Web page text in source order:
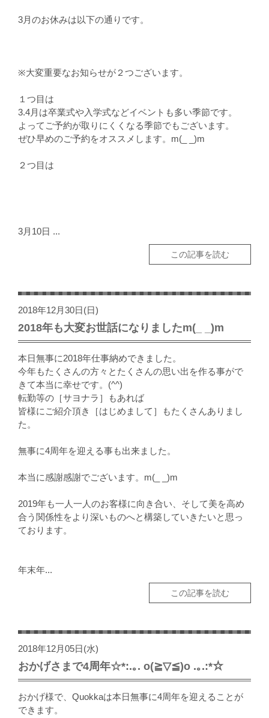
3月のお休みは以下の通りです。
※大変重要なお知らせが２つございます。
１つ目は
3.4月は卒業式や入学式などイベントも多い季節です。
よってご予約が取りにくくなる季節でもございます。
ぜひ早めのご予約をオススメします。m(_ _)m
２つ目は
3月10日 ...
この記事を読む
2018年12月30日(日)
2018年も大変お世話になりましたm(_ _)m
本日無事に2018年仕事納めできました。
今年もたくさんの方々とたくさんの思い出を作る事がで
きて本当に幸せです。(^^)
転勤等の［サヨナラ］もあれば
皆様にご紹介頂き［はじめまして］もたくさんありまし
た。
無事に4周年を迎える事も出来ました。
本当に感謝感謝でございます。m(_ _)m
2019年も一人一人のお客様に向き合い、そして美を高め
合う関係性をより深いものへと構築していきたいと思っ
ております。
年末年...
この記事を読む
2018年12月05日(水)
おかげさまで4周年☆*:.｡. o(≧▽≦)o .｡.:*☆
おかげ様で、Quokkaは本日無事に4周年を迎えることが
できます。